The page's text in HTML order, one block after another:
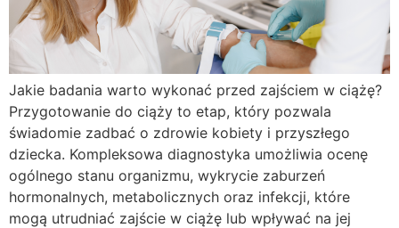
Jakie badania warto wykonać przed zajściem w ciążę?
Przygotowanie do ciąży to etap, który pozwala
świadomie zadbać o zdrowie kobiety i przyszłego
dziecka. Kompleksowa diagnostyka umożliwia ocenę
ogólnego stanu organizmu, wykrycie zaburzeń
hormonalnych, metabolicznych oraz infekcji, które
mogą utrudniać zajście w ciążę lub wpływać na jej